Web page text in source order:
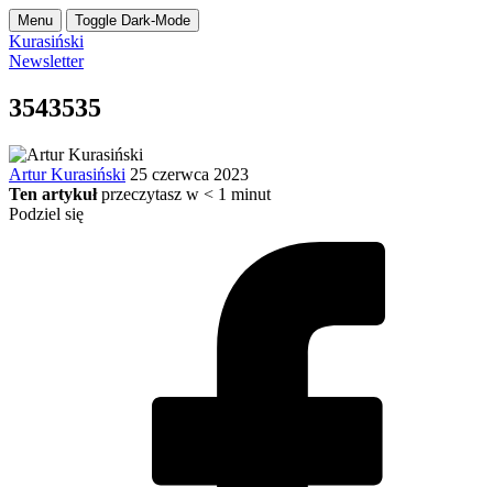
Menu Toggle Dark-Mode
Kurasiński
Newsletter
3543535
Artur Kurasiński 25 czerwca 2023
Ten artykuł przeczytasz w < 1 minut
Podziel się